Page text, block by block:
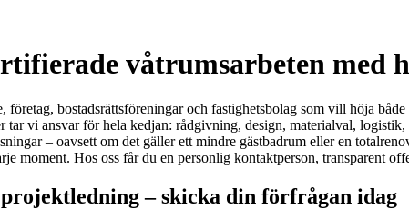
våtrumsarbeten med
bostadsrättsföreningar och fastighetsbolag som vill höja
tar vi ansvar för hela kedjan: rådgivning, design, materialval,
– oavsett om det gäller ett mindre gästbadrum eller en
moment. Hos oss får du en personlig kontaktperson, transparent
– skicka din förfrågan idag